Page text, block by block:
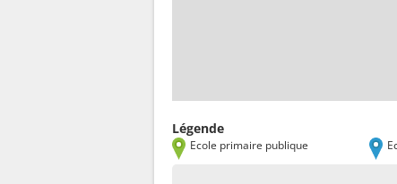
Légende
Ecole primaire publique